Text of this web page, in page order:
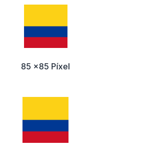
85 x85 Píxel